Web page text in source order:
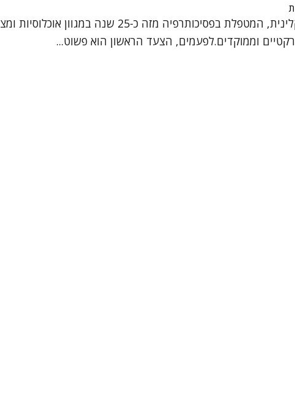
נעים להכיר שמי אפרת, אני עובדת סוציאלית
וממוקדים.לפעמים, הצעד הראשון הוא פשוט...